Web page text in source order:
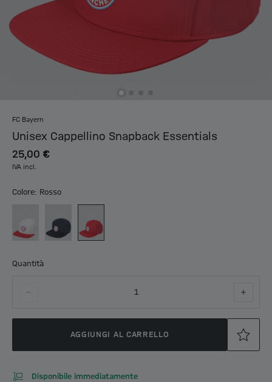
FC Bayern
Unisex Cappellino Snapback Essentials
25,00 €
IVA incl.
Colore: Rosso
Quantità
1
AGGIUNGI AL CARRELLO
Disponibile immediatamente